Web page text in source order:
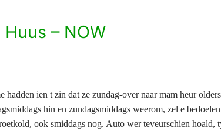
– NOW
hadden ien t zin dat ze zundag-over naar mam heur
hin en zundagsmiddags weerom, zel e
ook smiddags nog. Auto wer teveurschien hoald,